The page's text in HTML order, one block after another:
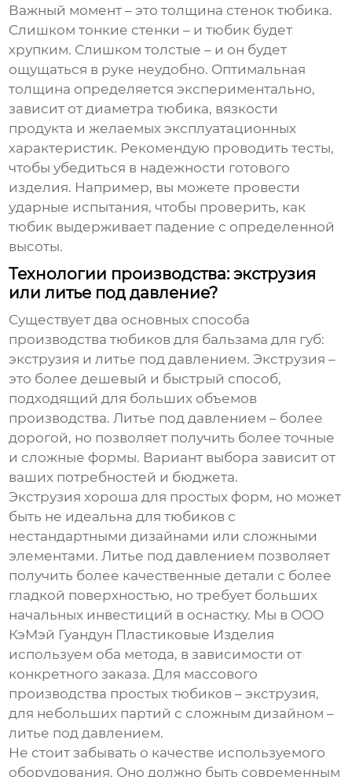
Важный момент – это толщина стенок тюбика.
Слишком тонкие стенки – и тюбик будет
хрупким. Слишком толстые – и он будет
ощущаться в руке неудобно. Оптимальная
толщина определяется экспериментально,
зависит от диаметра тюбика, вязкости
продукта и желаемых эксплуатационных
характеристик. Рекомендую проводить тесты,
чтобы убедиться в надежности готового
изделия. Например, вы можете провести
ударные испытания, чтобы проверить, как
тюбик выдерживает падение с определенной
высоты.
Технологии производства: экструзия
или литье под давление?
Существует два основных способа
производстватюбиков для бальзама для губ:
экструзия и литье под давлением. Экструзия –
это более дешевый и быстрый способ,
подходящий для больших объемов
производства. Литье под давлением – более
дорогой, но позволяет получить более точные
и сложные формы. Вариант выбора зависит от
ваших потребностей и бюджета.
Экструзия хороша для простых форм, но может
быть не идеальна для тюбиков с
нестандартными дизайнами или сложными
элементами. Литье под давлением позволяет
получить более качественные детали с более
гладкой поверхностью, но требует больших
начальных инвестиций в оснастку. Мы в ООО
КэМэй Гуандун Пластиковые Изделия
используем оба метода, в зависимости от
конкретного заказа. Для массового
производства простых тюбиков – экструзия,
для небольших партий с сложным дизайном –
литье под давлением.
Не стоит забывать о качестве используемого
оборудования. Оно должно быть современным